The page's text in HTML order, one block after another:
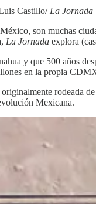
Castillo/ La Jornada
son muchas
La Jornada explora
y que 500 años
en la propia
originalmente rodeada
Mexicana.